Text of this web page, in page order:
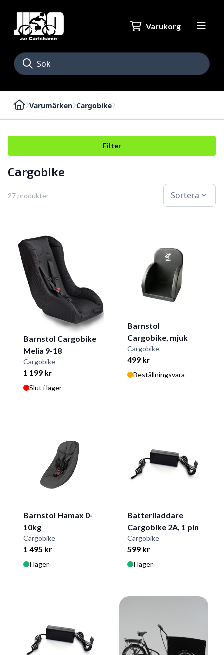
Varukorg
Varumärken Cargobike
Filter
Cargobike
27 produkter Sortera expand_more
Barnstol Cargobike
Melia 9-18
Cargobike
1 199 kr
Slut i lager
Barnstol
Cargobike, mjuk
Cargobike
499 kr
Beställningsvara
Barnstol Hamax 0-
10kg
Cargobike
1 495 kr
I lager
Batteriladdare
Cargobike 2A, 1 pin
Cargobike
599 kr
I lager